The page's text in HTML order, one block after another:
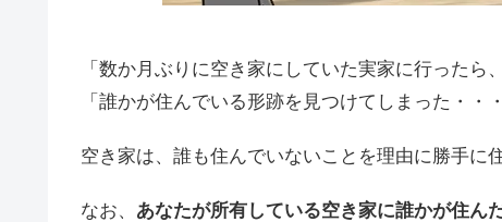
「数か月ぶりに空き家にしていた実家に行ったら
「誰かが住んでいる形跡を見つけてしまった・・・
空き家は、誰も住んでいないことを理由に勝手に
なお、 あなたが所有している空き家に誰かが住ん